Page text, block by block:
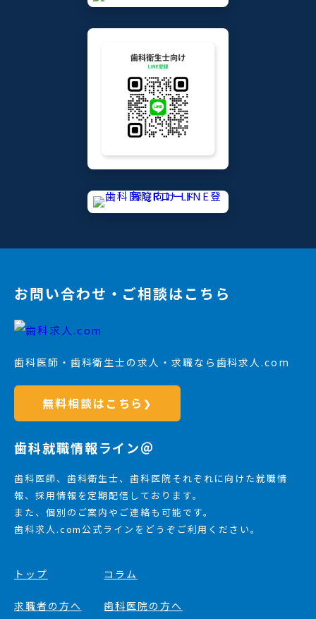
お問い合わせ・ご相談はこちら
歯科医師・歯科衛生士の求人・求職なら歯科求人.com
無料相談はこちら ❯
歯科就職情報ライン＠
歯科医師、歯科衛生士、歯科医院それぞれに向けた就職情
報、採用情報を定期配信しております。
また、個別のご案内やご連絡も可能です。
歯科求人.com公式ラインをどうぞご利用ください。
トップ
求職者の方へ
コラム
歯科医院の方へ